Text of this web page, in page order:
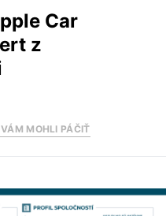
Car
z
MOHLI PÁČIŤ